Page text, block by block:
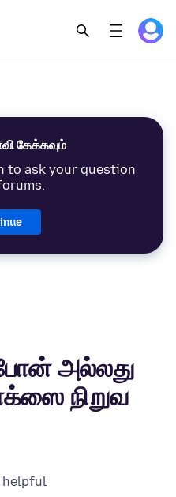
கேக்கவும்
to ask your question
அல்லது
நிறுவ
helpful